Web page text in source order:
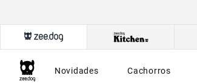
Novidades Cachorros